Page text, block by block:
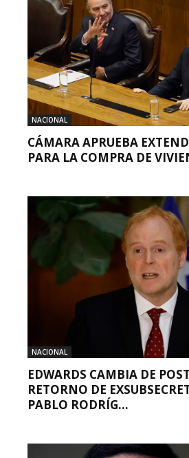
NACIONAL
CÁMARA APRUEBA
PARA LA COMPRA DE
NACIONAL
EDWARDS CAMBIA DE
RETORNO DE
PABLO RODRÍG...